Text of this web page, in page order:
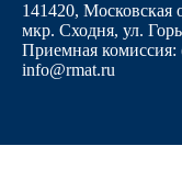
141420, Московская
мкр. Сходня, ул.
Приемная комиссия:
info@rmat.ru